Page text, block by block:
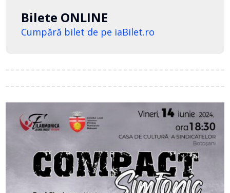
Bilete ONLINE
Cumpără bilet de pe iaBilet.ro